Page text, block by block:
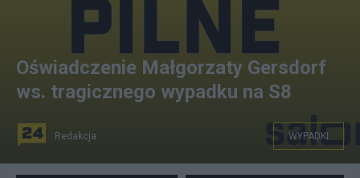
Oświadczenie Małgorzaty Gersdorf
ws. tragicznego wypadku na S8
Redakcja WYPADKI